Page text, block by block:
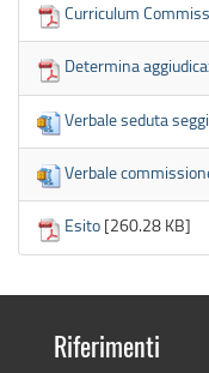
Curriculum
Determina
Verbale seduta
Verbale
Esito [260.28 KB]
Riferimenti